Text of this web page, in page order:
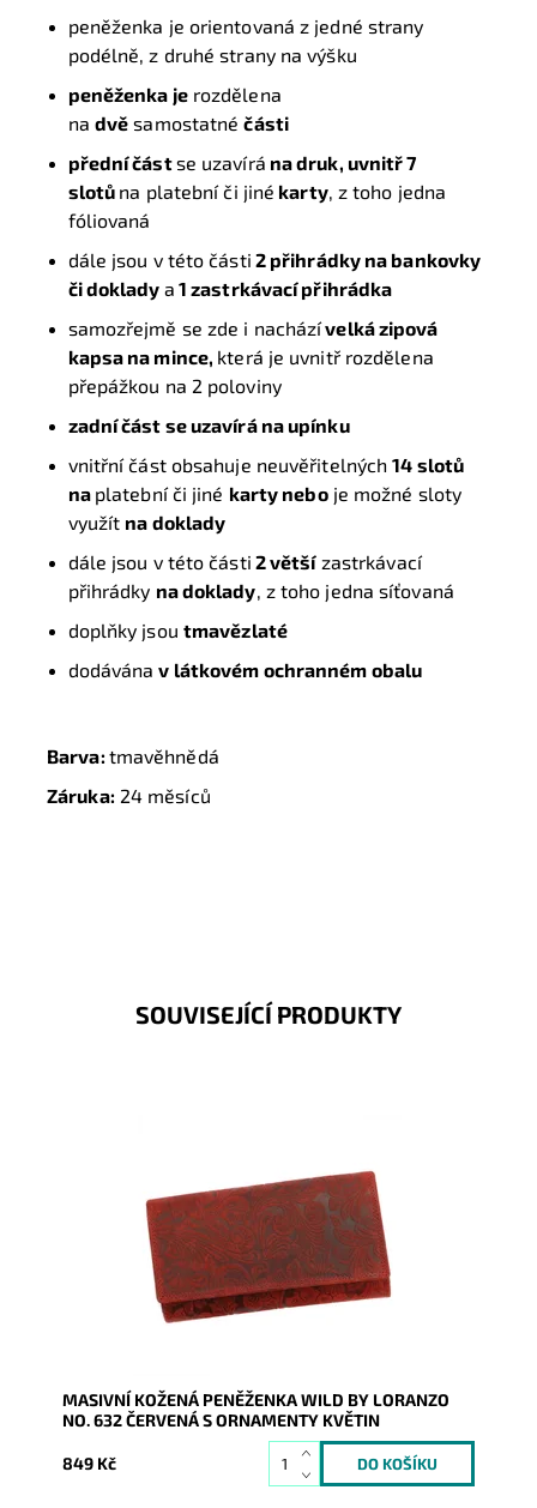
peněženka je orientovaná z jedné strany
podélně, z druhé strany na výšku
peněženka jerozdělena
na dvě samostatnéčásti
přední částse uzavírá na druk, uvnitř 7
slotů na platební či jiné karty, z toho jedna
fóliovaná
dále jsou v této části 2 přihrádky na bankovky
či doklady a 1 zastrkávací přihrádka
samozřejmě se zde i nacházívelká zipová
kapsa na mince, která je uvnitř rozdělena
přepážkou na 2 poloviny
zadní část se uzavírá na upínku
vnitřní část obsahuje neuvěřitelných14 slotů
na platební či jiné karty neboje možné sloty
využít na doklady
dále jsou v této části 2 většízastrkávací
přihrádky na doklady, z toho jedna síťovaná
doplňky jsou tmavězlaté
dodávána v látkovém ochranném obalu
Barva:tmavěhnědá
Záruka:24 měsíců
SOUVISEJÍCÍ PRODUKTY
Loranzo, která je rozdělena na dvě samostatné části
Vás zaujme...
Dostupnost:
Skladem
16732
Wild by Loranzo
2 roky
MASIVNÍ KOŽENÁ PENĚŽENKA WILD BY LORANZO
NO. 632 ČERVENÁ S ORNAMENTY KVĚTIN
849 Kč